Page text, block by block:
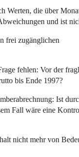
Werten, die über
und ist
frei zugänglichen
fehlen: Vor der
bis Ende 1997?
Ist
Fall wäre eine
nicht mehr von